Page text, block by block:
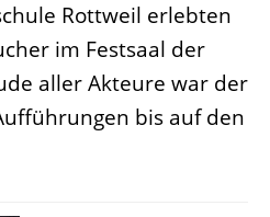
Rottweil erlebten
im Festsaal der
aller Akteure war der
bis auf den